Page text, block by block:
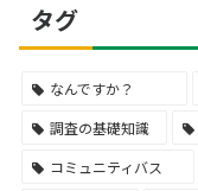
タグ
なんですか？
調査の基礎知識
コミュニティバス